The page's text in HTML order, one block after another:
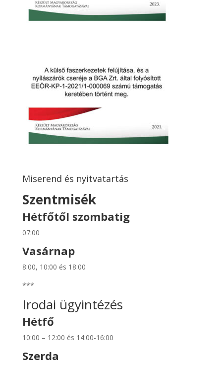
Miserend és nyitvatartás
Szentmisék
Hétfőtől szombatig
07:00
Vasárnap
8:00, 10:00 és 18:00
***
Irodai ügyintézés
Hétfő
10:00 – 12:00 és 14:00-16:00
Szerda